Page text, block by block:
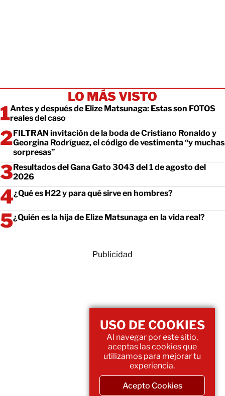
LO MÁS VISTO
Antes y después de Elize Matsunaga: Estas son FOTOS
reales del caso
FILTRAN invitación de la boda de Cristiano Ronaldo y
Georgina Rodríguez, el código de vestimenta “y muchas
sorpresas”
Resultados del Gana Gato 3043 del 1 de agosto del
2026
¿Qué es H22 y para qué sirve en hombres?
¿Quién es la hija de Elize Matsunaga en la vida real?
Publicidad
USO DE COOKIES
Al navegar por este sitio,
aceptas las cookies que
utilizamos para mejorar tu
experiencia.
Acepto Cookies